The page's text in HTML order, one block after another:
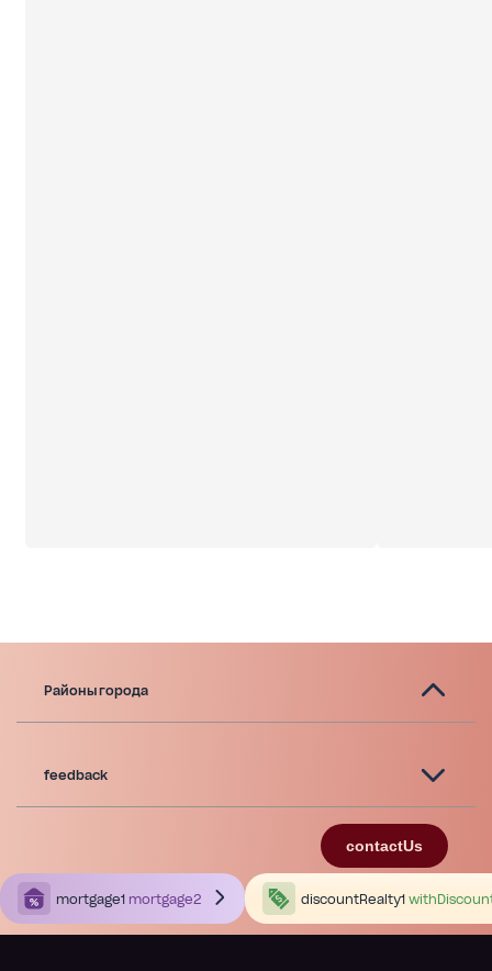
Районы города
feedback
contactUs
mortgage1 mortgage2 discountRealty1